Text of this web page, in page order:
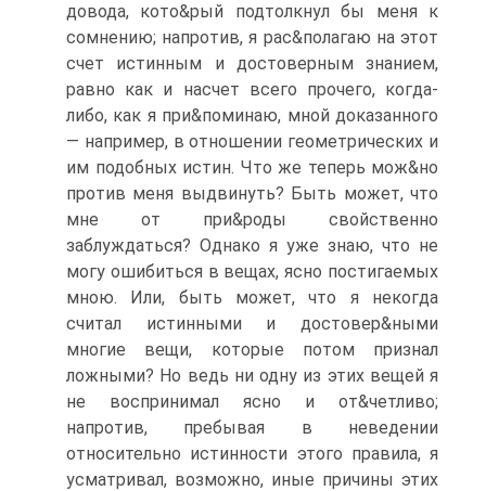
довода, кото&рый подтолкнул бы меня к
сомнению; напротив, я рас&полагаю на этот
счет истинным и достоверным знанием,
равно как и насчет всего прочего, когда-
либо, как я при&поминаю, мной доказанного
— например, в отношении геометрических и
им подобных истин. Что же теперь мож&но
против меня выдвинуть? Быть может, что
мне от при&роды свойственно
заблуждаться? Однако я уже знаю, что не
могу ошибиться в вещах, ясно постигаемых
мною. Или, быть может, что я некогда
считал истинными и достовер&ными
многие вещи, которые потом признал
ложными? Но ведь ни одну из этих вещей я
не воспринимал ясно и от&четливо;
напротив, пребывая в неведении
относительно истинности этого правила, я
усматривал, возможно, иные причины этих